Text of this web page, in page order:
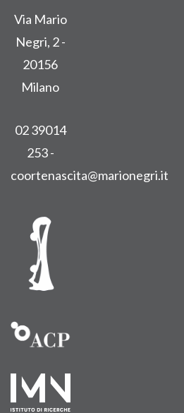
Via Mario
Negri, 2 -
20156
Milano
02 39014
253 -
coortenascita@marionegri.it